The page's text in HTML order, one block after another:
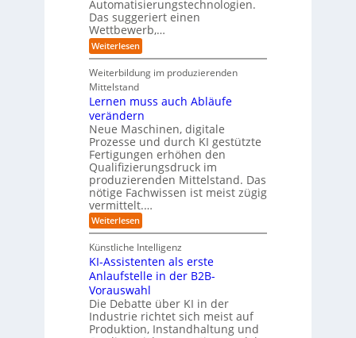
n
d
u
s
t
r
i
e
e
r
m
ö
g
l
i
c
h
e
n
s
e
n
d
e
R
a
n
o
m
w
a
r
e
-
G
e
f
a
h
r
o
b
o
t
r
g
f
ü
r
T
t
o
r
t
e
Automatisierungstechnologien.
Das suggeriert einen
Wettbewerb,…
Weiterlesen:
E
n
e
h
r
l
i
c
h
e
r
(
u
n
d
u
n
e
q
u
e
m
e
r
Weiterbildung im produzierenden
Mittelstand
Lernen muss auch Abläufe
verändern
Neue Maschinen, digitale
Prozesse und durch KI gestützte
Fertigungen erhöhen den
Qualifizierungsdruck im
produzierenden Mittelstand. Das
nötige Fachwissen ist meist zügig
vermittelt.…
Weiterlesen:
L
e
r
n
e
n
m
u
s
s
Künstliche Intelligenz
KI-Assistenten als erste
Anlaufstelle in der B2B-
Vorauswahl
Die Debatte über KI in der
Industrie richtet sich meist auf
Produktion, Instandhaltung und